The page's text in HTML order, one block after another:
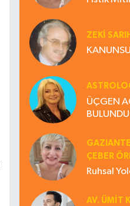
ZEKI
ÜÇGEN
ÇEBER
Ruhsal
AV. ÜMIT